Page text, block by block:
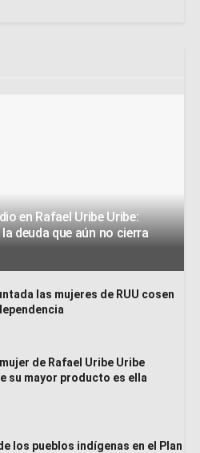
en Rafael Uribe Uribe:
deuda que aún no cierra
las mujeres de RUU cosen
de Rafael Uribe Uribe
su mayor producto es ella
los pueblos indígenas en el Plan